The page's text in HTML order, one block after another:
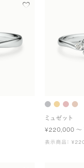
ミュゼット
¥220,000 〜
表示商品：